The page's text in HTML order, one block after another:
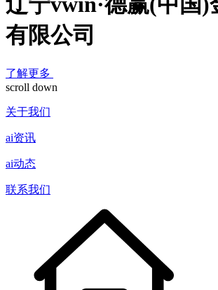
有限公司
了解更多
scroll down
关于我们
ai资讯
ai动态
联系我们